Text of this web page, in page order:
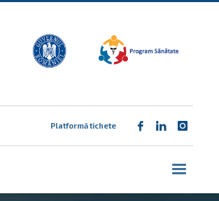
Platformă tichete